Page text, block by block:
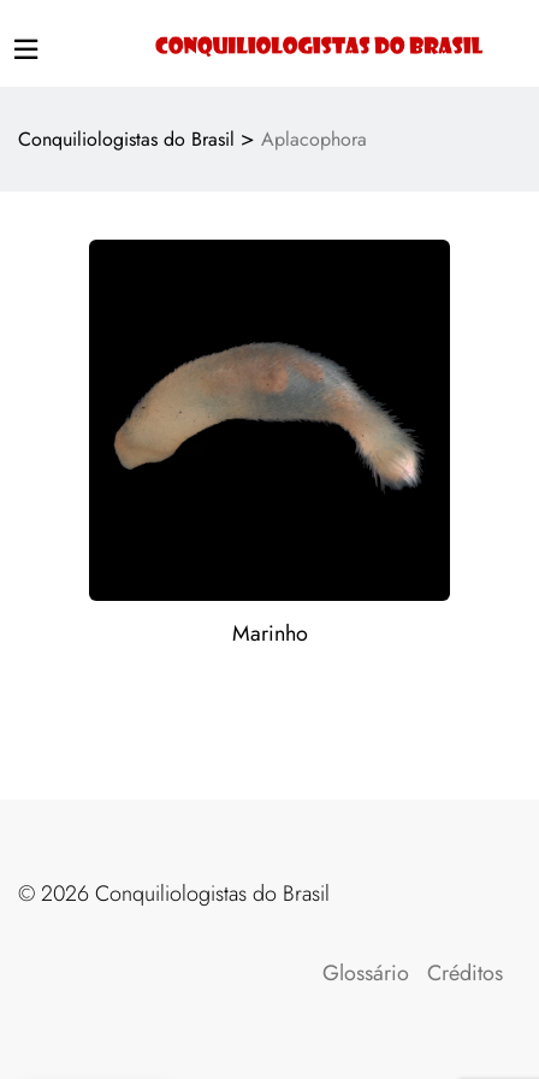
Conquiliologistas do Brasil > Aplacophora
Marinho
©️ 2026 Conquiliologistas do Brasil
Glossário Créditos